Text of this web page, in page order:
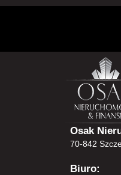
Osak
70-842
Biuro: